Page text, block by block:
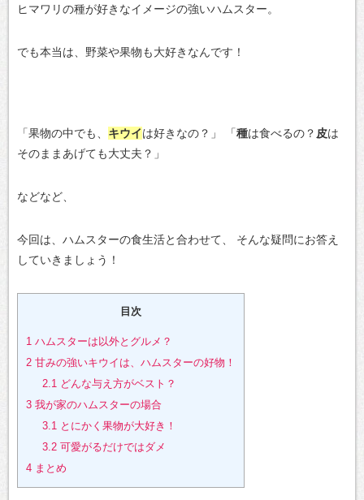
ヒマワリの種が好きなイメージの強いハムスター。
でも本当は、野菜や果物も大好きなんです！
「果物の中でも、 キウイは好きなの？」 「種は食べるの？ 皮は
そのままあげても大丈夫？」
などなど、
今回は、ハムスターの食生活と合わせて、
そんな疑問にお答え
していきましょう！
目次
1 ハムスターは以外とグルメ？
2 甘みの強いキウイは、ハムスターの好物！
2.1どんな与え方がベスト？
3 我が家のハムスターの場合
3.1とにかく果物が大好き！
3.2可愛がるだけではダメ
4 まとめ